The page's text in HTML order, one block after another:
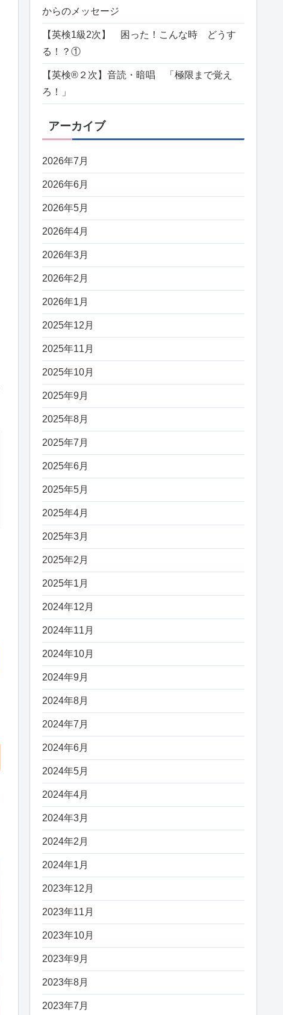
からのメッセージ
【英検1級2次】 困った！こんな時 どうす
る！？①
【英検®️２次】音読・暗唱 「極限まで覚え
ろ！」
アーカイブ
2026年7月
2026年6月
2026年5月
2026年4月
2026年3月
2026年2月
2026年1月
2025年12月
2025年11月
2025年10月
2025年9月
2025年8月
2025年7月
2025年6月
2025年5月
2025年4月
2025年3月
2025年2月
2025年1月
2024年12月
2024年11月
2024年10月
2024年9月
2024年8月
2024年7月
2024年6月
2024年5月
2024年4月
2024年3月
2024年2月
2024年1月
2023年12月
2023年11月
2023年10月
2023年9月
2023年8月
2023年7月